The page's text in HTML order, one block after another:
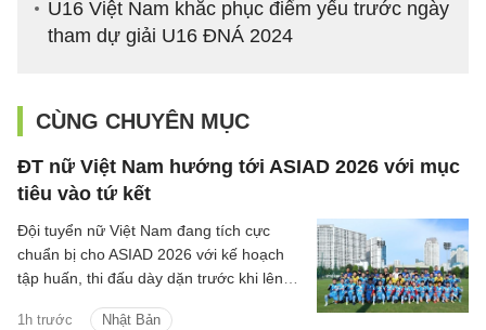
U16 Việt Nam khắc phục điểm yếu trước ngày
tham dự giải U16 ĐNÁ 2024
CÙNG CHUYÊN MỤC
ĐT nữ Việt Nam hướng tới ASIAD 2026 với mục
tiêu vào tứ kết
1h trước Nhật Bản
Đội tuyển nữ Việt Nam đang tích cực
chuẩn bị cho ASIAD 2026 với kế hoạch
tập huấn, thi đấu dày dặn trước khi lên